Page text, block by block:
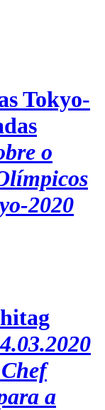
Tokyo-
o
2020
a